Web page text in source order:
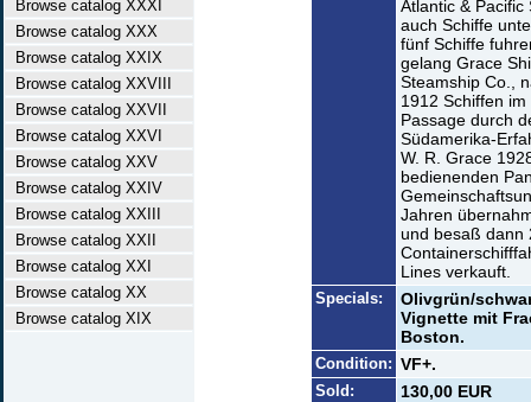
Browse catalog XXXI
Browse catalog XXX
Browse catalog XXIX
Browse catalog XXVIII
Browse catalog XXVII
Browse catalog XXVI
Browse catalog XXV
Browse catalog XXIV
Browse catalog XXIII
Browse catalog XXII
Browse catalog XXI
Browse catalog XX
Browse catalog XIX
Atlantic &
auch Schiffe
fünf Schiffe
gelang Grace
Steamship Co.,
1912 Schiffen
Passage durch
Südamerika-
W. R. Grace
bedienenden
Jahren
und besaß dann
Lines verkauft.
Specials:
Olivgrün/
Vignette mit
Boston.
Condition: VF+.
Sold: 130,00 EUR